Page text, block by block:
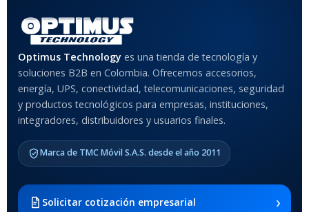
Anti-Shock
MODELO DE TABLETS
COMPATIBLES
Samsung Galaxy Tab A8 10.5
2021 SM-x200 / Samsung
x205
Optimus Technology es una tienda de tecnología y
soluciones B2B en Colombia. Ofrecemos accesorios,
energía, UPS, conectividad, telecomunicaciones, seguridad
y productos tecnológicos para empresas, instituciones,
integradores, distribuidores y usuarios finales.
Marca de TMC Móvil S.A.S. desde el año 2011
Solicitar cotización empresarial ›